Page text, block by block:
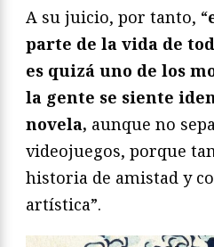
A su juicio, por tanto, “
parte de la vida de
es quizá uno de los
la gente se siente
novela, aunque no
videojuegos, porque
historia de amistad y
artística”.